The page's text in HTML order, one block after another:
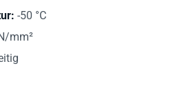
-50 °C
mm²